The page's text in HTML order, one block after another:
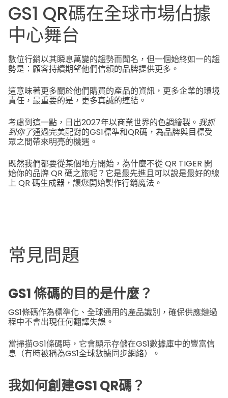
GS1 QR碼在全球市場佔據
中心舞台
數位行銷以其瞬息萬變的趨勢而聞名，但一個始終如一的趨
勢是：顧客持續期望他們信賴的品牌提供更多。
這意味著更多關於他們購買的產品的資訊，更多企業的環境
責任，最重要的是，更多真誠的連結。
考慮到這一點，日出2027年以商業世界的色調繪製。 我抓
到你了通過完美配對的GS1標準和QR碼，為品牌與目標受
眾之間帶來明亮的機遇。
既然我們都要從某個地方開始，為什麼不從 QR TIGER 開
始你的品牌 QR 碼之旅呢？它是最先進且可以說是最好的線
上 QR 碼生成器，讓您開始製作行銷魔法。
常見問題
GS1 條碼的目的是什麼？
GS1條碼作為標準化、全球通用的產品識別，確保供應鏈過
程中不會出現任何翻譯失誤。
當掃描GS1條碼時，它會顯示存儲在GS1數據庫中的豐富信
息（有時被稱為GS1全球數據同步網絡）。
我如何創建GS1 QR碼？